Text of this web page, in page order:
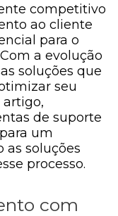
competitivo
ao cliente
para o
a evolução
soluções que
seu
de suporte
um
soluções
processo.
com